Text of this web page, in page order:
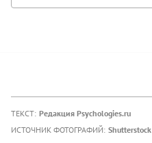
ТЕКСТ: Редакция Psychologies.ru
ИСТОЧНИК ФОТОГРАФИЙ: Shutterstock